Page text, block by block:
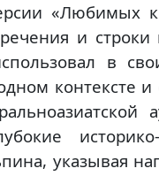
«Любимых
и строки
в
контексте
указывая